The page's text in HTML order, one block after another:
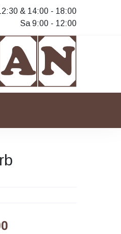
& 14:00 - 18:00
Sa 9:00 - 12:00